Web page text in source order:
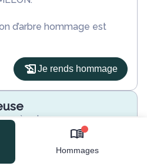
Hommages
d’arbre hommage est
Je rends hommage
à 10h30